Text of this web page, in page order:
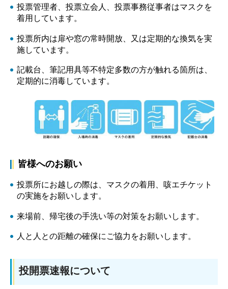
投票管理者、投票立会人、投票事務従事者はマスクを
着用しています。
投票所内は扉や窓の常時開放、又は定期的な換気を実
施しています。
記載台、筆記用具等不特定多数の方が触れる箇所は、
定期的に消毒しています。
皆様へのお願い
投票所にお越しの際は、マスクの着用、咳エチケット
の実施をお願いします。
来場前、帰宅後の手洗い等の対策をお願いします。
人と人との距離の確保にご協力をお願いします。
投開票速報について